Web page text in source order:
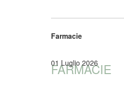
Farmacie
FARMACIE
01 Luglio 2026